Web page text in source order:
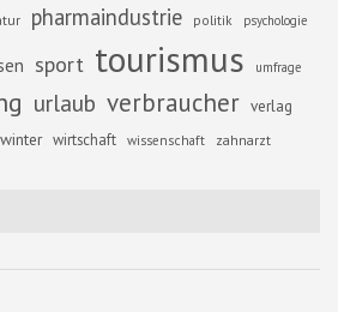
pharmaindustrie politik psychologie
sport tourismus umfrage
urlaub verbraucher verlag
winter wirtschaft wissenschaft zahnarzt